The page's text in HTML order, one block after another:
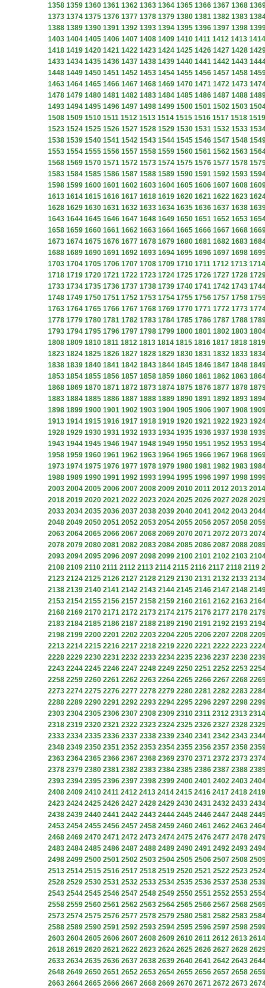
1358 1359 1360 1361 1362 1363 1364 1365 1366 1367 1368
1373 1374 1375 1376 1377 1378 1379 1380 1381 1382 1383
1388 1389 1390 1391 1392 1393 1394 1395 1396 1397 1398
1403 1404 1405 1406 1407 1408 1409 1410 1411 1412 1413 1414
1418 1419 1420 1421 1422 1423 1424 1425 1426 1427 1428
1433 1434 1435 1436 1437 1438 1439 1440 1441 1442 1443
1448 1449 1450 1451 1452 1453 1454 1455 1456 1457 1458
1463 1464 1465 1466 1467 1468 1469 1470 1471 1472 1473
1478 1479 1480 1481 1482 1483 1484 1485 1486 1487 1488
1493 1494 1495 1496 1497 1498 1499 1500 1501 1502 1503
1508 1509 1510 1511 1512 1513 1514 1515 1516 1517 1518 1519
1523 1524 1525 1526 1527 1528 1529 1530 1531 1532 1533
1538 1539 1540 1541 1542 1543 1544 1545 1546 1547 1548
1553 1554 1555 1556 1557 1558 1559 1560 1561 1562 1563
1568 1569 1570 1571 1572 1573 1574 1575 1576 1577 1578
1583 1584 1585 1586 1587 1588 1589 1590 1591 1592 1593
1598 1599 1600 1601 1602 1603 1604 1605 1606 1607 1608
1613 1614 1615 1616 1617 1618 1619 1620 1621 1622 1623
1628 1629 1630 1631 1632 1633 1634 1635 1636 1637 1638
1643 1644 1645 1646 1647 1648 1649 1650 1651 1652 1653
1658 1659 1660 1661 1662 1663 1664 1665 1666 1667 1668
1673 1674 1675 1676 1677 1678 1679 1680 1681 1682 1683
1688 1689 1690 1691 1692 1693 1694 1695 1696 1697 1698
1703 1704 1705 1706 1707 1708 1709 1710 1711 1712 1713 1714
1718 1719 1720 1721 1722 1723 1724 1725 1726 1727 1728
1733 1734 1735 1736 1737 1738 1739 1740 1741 1742 1743
1748 1749 1750 1751 1752 1753 1754 1755 1756 1757 1758
1763 1764 1765 1766 1767 1768 1769 1770 1771 1772 1773
1778 1779 1780 1781 1782 1783 1784 1785 1786 1787 1788
1793 1794 1795 1796 1797 1798 1799 1800 1801 1802 1803
1808 1809 1810 1811 1812 1813 1814 1815 1816 1817 1818 1819
1823 1824 1825 1826 1827 1828 1829 1830 1831 1832 1833
1838 1839 1840 1841 1842 1843 1844 1845 1846 1847 1848
1853 1854 1855 1856 1857 1858 1859 1860 1861 1862 1863
1868 1869 1870 1871 1872 1873 1874 1875 1876 1877 1878
1883 1884 1885 1886 1887 1888 1889 1890 1891 1892 1893
1898 1899 1900 1901 1902 1903 1904 1905 1906 1907 1908
1913 1914 1915 1916 1917 1918 1919 1920 1921 1922 1923
1928 1929 1930 1931 1932 1933 1934 1935 1936 1937 1938
1943 1944 1945 1946 1947 1948 1949 1950 1951 1952 1953
1958 1959 1960 1961 1962 1963 1964 1965 1966 1967 1968
1973 1974 1975 1976 1977 1978 1979 1980 1981 1982 1983
1988 1989 1990 1991 1992 1993 1994 1995 1996 1997 1998
2003 2004 2005 2006 2007 2008 2009 2010 2011 2012 2013 2014
2018 2019 2020 2021 2022 2023 2024 2025 2026 2027 2028
2033 2034 2035 2036 2037 2038 2039 2040 2041 2042 2043
2048 2049 2050 2051 2052 2053 2054 2055 2056 2057 2058
2063 2064 2065 2066 2067 2068 2069 2070 2071 2072 2073
2078 2079 2080 2081 2082 2083 2084 2085 2086 2087 2088
2093 2094 2095 2096 2097 2098 2099 2100 2101 2102 2103
2108 2109 2110 2111 2112 2113 2114 2115 2116 2117 2118 2119
2123 2124 2125 2126 2127 2128 2129 2130 2131 2132 2133
2138 2139 2140 2141 2142 2143 2144 2145 2146 2147 2148
2153 2154 2155 2156 2157 2158 2159 2160 2161 2162 2163
2168 2169 2170 2171 2172 2173 2174 2175 2176 2177 2178
2183 2184 2185 2186 2187 2188 2189 2190 2191 2192 2193
2198 2199 2200 2201 2202 2203 2204 2205 2206 2207 2208
2213 2214 2215 2216 2217 2218 2219 2220 2221 2222 2223
2228 2229 2230 2231 2232 2233 2234 2235 2236 2237 2238
2243 2244 2245 2246 2247 2248 2249 2250 2251 2252 2253
2258 2259 2260 2261 2262 2263 2264 2265 2266 2267 2268
2273 2274 2275 2276 2277 2278 2279 2280 2281 2282 2283
2288 2289 2290 2291 2292 2293 2294 2295 2296 2297 2298
2303 2304 2305 2306 2307 2308 2309 2310 2311 2312 2313 2314
2318 2319 2320 2321 2322 2323 2324 2325 2326 2327 2328
2333 2334 2335 2336 2337 2338 2339 2340 2341 2342 2343
2348 2349 2350 2351 2352 2353 2354 2355 2356 2357 2358
2363 2364 2365 2366 2367 2368 2369 2370 2371 2372 2373
2378 2379 2380 2381 2382 2383 2384 2385 2386 2387 2388
2393 2394 2395 2396 2397 2398 2399 2400 2401 2402 2403
2408 2409 2410 2411 2412 2413 2414 2415 2416 2417 2418 2419
2423 2424 2425 2426 2427 2428 2429 2430 2431 2432 2433
2438 2439 2440 2441 2442 2443 2444 2445 2446 2447 2448
2453 2454 2455 2456 2457 2458 2459 2460 2461 2462 2463
2468 2469 2470 2471 2472 2473 2474 2475 2476 2477 2478
2483 2484 2485 2486 2487 2488 2489 2490 2491 2492 2493
2498 2499 2500 2501 2502 2503 2504 2505 2506 2507 2508
2513 2514 2515 2516 2517 2518 2519 2520 2521 2522 2523
2528 2529 2530 2531 2532 2533 2534 2535 2536 2537 2538
2543 2544 2545 2546 2547 2548 2549 2550 2551 2552 2553
2558 2559 2560 2561 2562 2563 2564 2565 2566 2567 2568
2573 2574 2575 2576 2577 2578 2579 2580 2581 2582 2583
2588 2589 2590 2591 2592 2593 2594 2595 2596 2597 2598
2603 2604 2605 2606 2607 2608 2609 2610 2611 2612 2613 2614
2618 2619 2620 2621 2622 2623 2624 2625 2626 2627 2628
2633 2634 2635 2636 2637 2638 2639 2640 2641 2642 2643
2648 2649 2650 2651 2652 2653 2654 2655 2656 2657 2658
2663 2664 2665 2666 2667 2668 2669 2670 2671 2672 2673